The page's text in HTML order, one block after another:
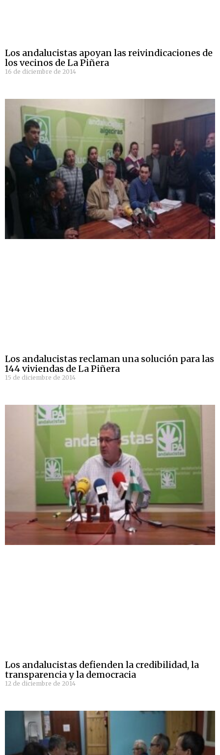
Los andalucistas apoyan las reivindicaciones de
los vecinos de La Piñera
16 de diciembre de 2014
Los andalucistas reclaman una solución para las
144 viviendas de La Piñera
15 de diciembre de 2014
Los andalucistas defienden la credibilidad, la
transparencia y la democracia
12 de diciembre de 2014